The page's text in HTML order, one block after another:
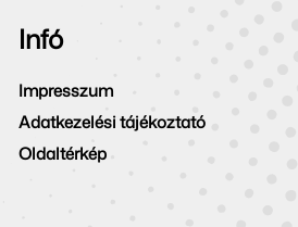
Infó
Impresszum
Adatkezelési tájékoztató
Oldaltérkép